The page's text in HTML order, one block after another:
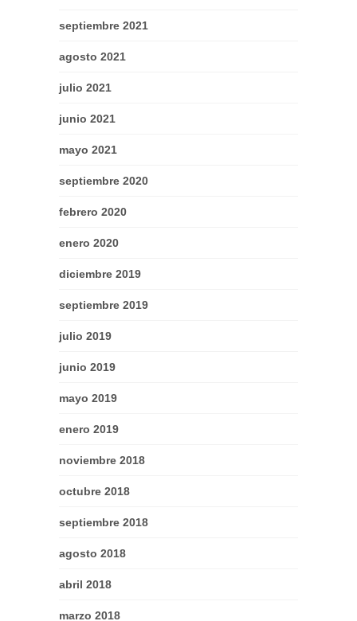
septiembre 2021
agosto 2021
julio 2021
junio 2021
mayo 2021
septiembre 2020
febrero 2020
enero 2020
diciembre 2019
septiembre 2019
julio 2019
junio 2019
mayo 2019
enero 2019
noviembre 2018
octubre 2018
septiembre 2018
agosto 2018
abril 2018
marzo 2018